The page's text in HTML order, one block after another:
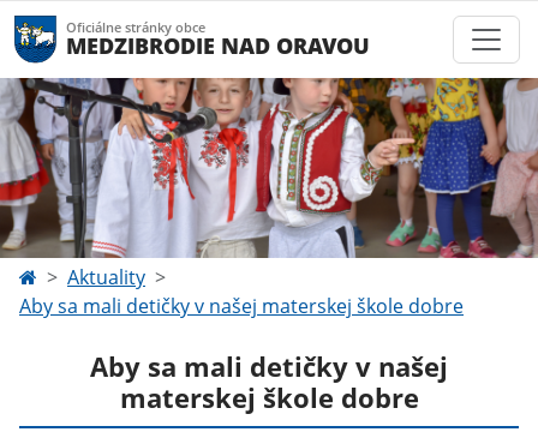
Oficiálne stránky obce
MEDZIBRODIE NAD ORAVOU
Aktuality
Aby sa mali detičky v našej materskej škole dobre
Aby sa mali detičky v našej
materskej škole dobre